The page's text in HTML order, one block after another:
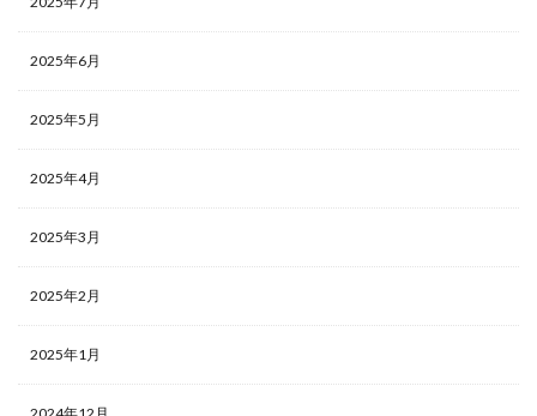
2025年6月
2025年5月
2025年4月
2025年3月
2025年2月
2025年1月